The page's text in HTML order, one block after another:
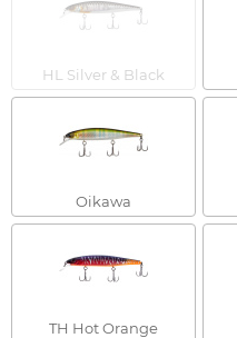
HL Silver & Black
Oikawa
TH Hot Orange